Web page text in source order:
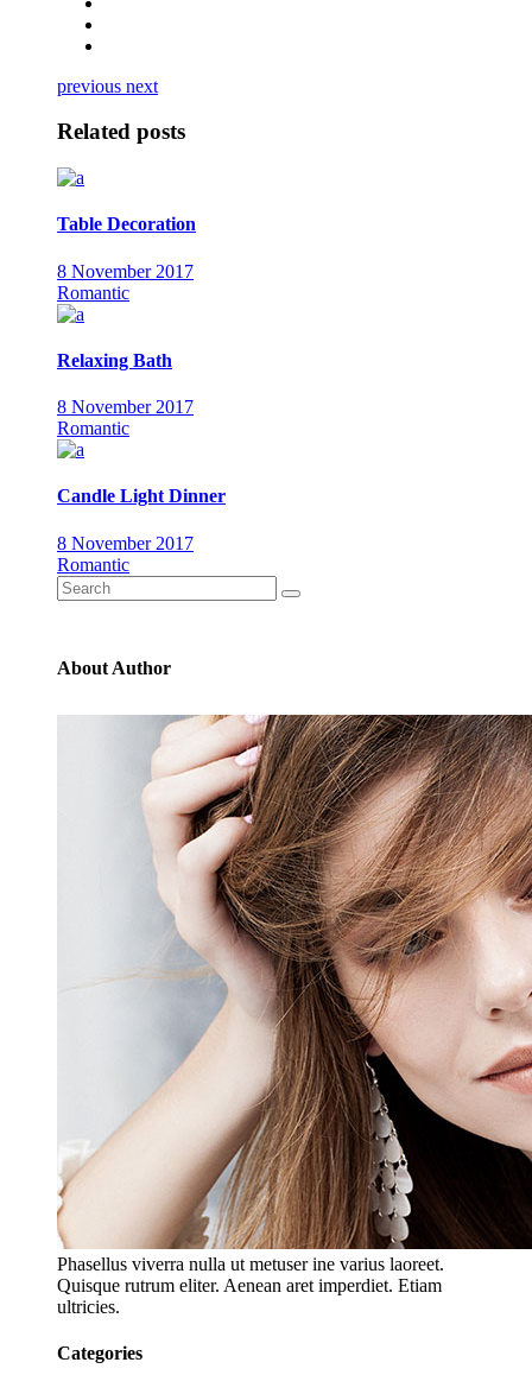
previous next
Related posts
Table Decoration
8 November 2017
Romantic
Relaxing Bath
8 November 2017
Romantic
Candle Light Dinner
8 November 2017
Romantic
Search
for:
About Author
Phasellus viverra nulla ut metuser ine varius laoreet.
Quisque rutrum eliter. Aenean aret imperdiet. Etiam
ultricies.
Categories